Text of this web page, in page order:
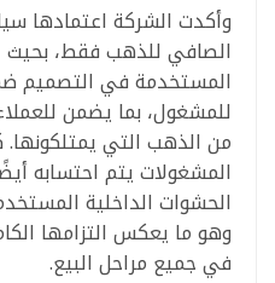
وأكدت الشركة اعتمادها
الصافي للذهب فقط، بحيث
المستخدمة في التصميم
للمشغول، بما يضمن
من الذهب التي
المشغولات يتم احتسابه
الحشوات الداخلية
وهو ما يعكس التزامها
في جميع مراحل البيع.